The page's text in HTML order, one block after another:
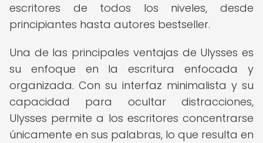
escritores de todos los niveles, desde
principiantes hasta autores bestseller.
Una de las principales ventajas de Ulysses es
su enfoque en la escritura enfocada y
organizada. Con su interfaz minimalista y su
capacidad para ocultar distracciones,
Ulysses permite a los escritores concentrarse
únicamente en sus palabras, lo que resulta en